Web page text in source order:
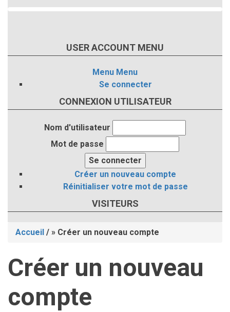
USER ACCOUNT MENU
Menu Menu
Se connecter
CONNEXION UTILISATEUR
Nom d'utilisateur
Mot de passe
Créer un nouveau compte
Réinitialiser votre mot de passe
VISITEURS
d'Ariane
Accueil / Créer un nouveau compte
Créer un nouveau
compte